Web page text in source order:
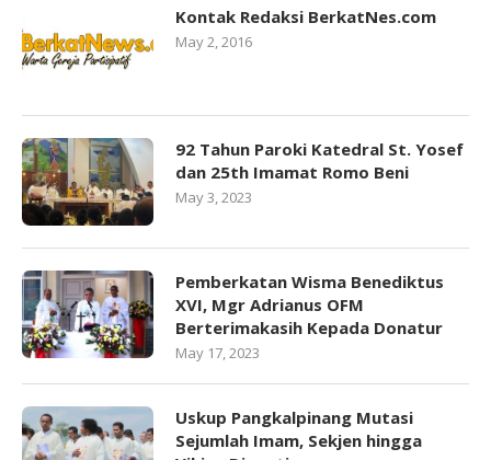
Kontak Redaksi BerkatNes.com
May 2, 2016
92 Tahun Paroki Katedral St. Yosef
dan 25th Imamat Romo Beni
May 3, 2023
Pemberkatan Wisma Benediktus
XVI, Mgr Adrianus OFM
Berterimakasih Kepada Donatur
May 17, 2023
Uskup Pangkalpinang Mutasi
Sejumlah Imam, Sekjen hingga